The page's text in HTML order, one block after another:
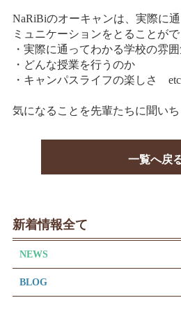
サイトマップ
お問合わせ
NaRiBiのオーキャンは、実際に
ミュニケーションをとることがで
・実際に通ってわかる学校の雰
・どんな授業を行うのか
・キャンパスライフの楽しさ
気になることを先輩たちに聞いち
一覧へ戻
新着情報全て
NEWS
BLOG